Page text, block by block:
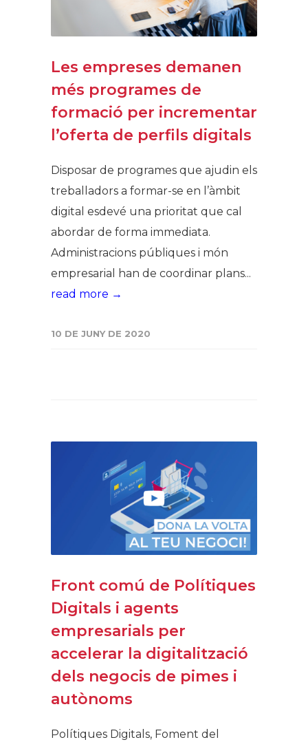
Les empreses demanen
més programes de
formació per incrementar
l’oferta de perfils digitals
Disposar de programes que ajudin els
treballadors a formar-se en l’àmbit
digital esdevé una prioritat que cal
abordar de forma immediata.
Administracions públiques i món
empresarial han de coordinar plans...
read more →
10 DE JUNY DE 2020
Front comú de Polítiques
Digitals i agents
empresarials per
accelerar la digitalització
dels negocis de pimes i
autònoms
Polítiques Digitals, Foment del